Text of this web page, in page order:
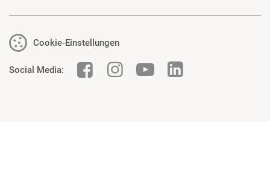
Cookie-Einstellungen
Social Media: